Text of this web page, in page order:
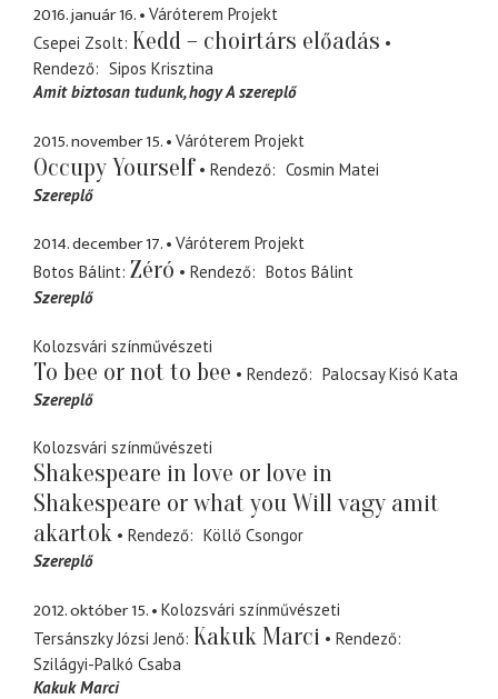
2016. január 16.
Váróterem Projekt
Csepei Zsolt Kedd – choirtárs előadás
Rendező
Sipos Krisztina
Amit biztosan tudunk, hogy A szereplő
2015. november 15. Váróterem Projekt
Occupy Yourself Rendező
Cosmin Matei
Szereplő
2014. december 17.
Váróterem Projekt
Botos Bálint Zéró Rendező
Botos Bálint
Szereplő
Kolozsvári színművészeti
To bee or not to bee Rendező
Palocsay Kisó Kata
Szereplő
Kolozsvári színművészeti
Shakespeare in love or love in
Shakespeare or what you Will vagy amit
akartok
Rendező
Köllő Csongor
Szereplő
2012. október 15.
Kolozsvári színművészeti
Tersánszky Józsi Jenő Kakuk Marci
Rendező
Szilágyi-Palkó Csaba
Kakuk Marci